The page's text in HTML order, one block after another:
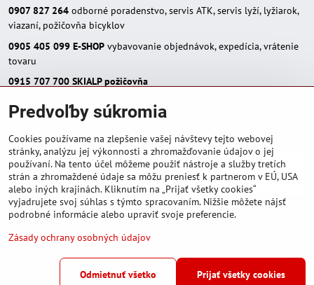
0907 827 264 odborné poradenstvo, servis ATK, servis lyží, lyžiarok,
viazaní, požičovňa bicyklov
0905 405 099 E-SHOP vybavovanie objednávok, expedícia, vrátenie
tovaru
0915 707 700 SKIALP požičovňa
E-MAIL:
eshop(zavináč)skialpinista.sk
pisosport(zavináč)pisosport.sk
Predvoľby súkromia
Zásady ochrany osobných údajov
Predvoľby súkromia
Cookies používame na zlepšenie vašej návštevy tejto webovej
stránky, analýzu jej výkonnosti a zhromažďovanie údajov o jej
používaní. Na tento účel môžeme použiť nástroje a služby tretích
strán a zhromaždené údaje sa môžu preniesť k partnerom v EÚ, USA
alebo iných krajinách. Kliknutím na „Prijať všetky cookies“
vyjadrujete svoj súhlas s týmto spracovaním. Nižšie môžete nájsť
podrobné informácie alebo upraviť svoje preferencie.
Zásady ochrany osobných údajov
Prijať všetky cookies
Odmietnuť všetko